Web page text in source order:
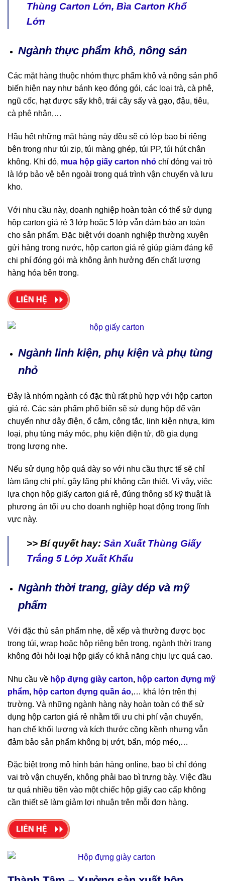
Thùng Carton Lớn, Bìa Carton Khổ
Lớn
Ngành thực phẩm khô, nông sản
Các mặt hàng thuộc nhóm thực phẩm khô và nông sản phổ
biến hiện nay như bánh kẹo đóng gói, các loại trà, cà phê,
ngũ cốc, hạt được sấy khô, trái cây sấy và gạo, đậu, tiêu,
cà phê nhân,…
Hầu hết những mặt hàng này đều sẽ có lớp bao bì riêng
bên trong như túi zip, túi màng ghép, túi PP, túi hút chân
không. Khi đó, mua hộp giấy carton nhỏ chỉ đóng vai trò
là lớp bảo vệ bên ngoài trong quá trình vận chuyển và lưu
kho.
Với nhu cầu này, doanh nghiệp hoàn toàn có thể sử dụng
hộp carton giá rẻ 3 lớp hoặc 5 lớp vẫn đảm bảo an toàn
cho sản phẩm. Đặc biệt với doanh nghiệp thường xuyên
gửi hàng trong nước, hộp carton giá rẻ giúp giảm đáng kể
chi phí đóng gói mà không ảnh hưởng đến chất lượng
hàng hóa bên trong.
Ngành linh kiện, phụ kiện và phụ tùng
nhỏ
Đây là nhóm ngành có đặc thù rất phù hợp với hộp carton
giá rẻ. Các sản phẩm phổ biến sẽ sử dụng hộp để vận
chuyển như dây điện, ổ cắm, công tắc, linh kiện nhựa, kim
loại, phụ tùng máy móc, phụ kiện điện tử, đồ gia dụng
trọng lượng nhẹ.
Nếu sử dụng hộp quá dày so với nhu cầu thực tế sẽ chỉ
làm tăng chi phí, gây lãng phí không cần thiết. Vì vậy, việc
lựa chọn hộp giấy carton giá rẻ, đúng thông số kỹ thuật là
phương án tối ưu cho doanh nghiệp hoạt động trong lĩnh
vực này.
>> Bí quyết hay: Sản Xuất Thùng Giấy
Trắng 5 Lớp Xuất Khẩu
Ngành thời trang, giày dép và mỹ
phẩm
Với đặc thù sản phẩm nhẹ, dễ xếp và thường được bọc
trong túi, wrap hoặc hộp riêng bên trong, ngành thời trang
không đòi hỏi loại hộp giấy có khả năng chịu lực quá cao.
Nhu cầu về hộp đựng giày carton, hộp carton đựng mỹ
phẩm, hộp carton đựng quần áo,… khá lớn trên thị
trường. Và những ngành hàng này hoàn toàn có thể sử
dụng hộp carton giá rẻ nhằm tối ưu chi phí vận chuyển,
hạn chế khối lượng và kích thước cồng kềnh nhưng vẫn
đảm bảo sản phẩm không bị ướt, bẩn, móp méo,…
Đặc biệt trong mô hình bán hàng online, bao bì chỉ đóng
vai trò vận chuyển, không phải bao bì trưng bày. Việc đầu
tư quá nhiều tiền vào một chiếc hộp giấy cao cấp không
cần thiết sẽ làm giảm lợi nhuận trên mỗi đơn hàng.